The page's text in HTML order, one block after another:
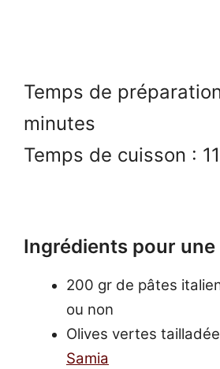
Temps de
minutes
Temps de cuisson :
Ingrédients pour
200 gr de pâtes
ou non
Olives vertes
Samia